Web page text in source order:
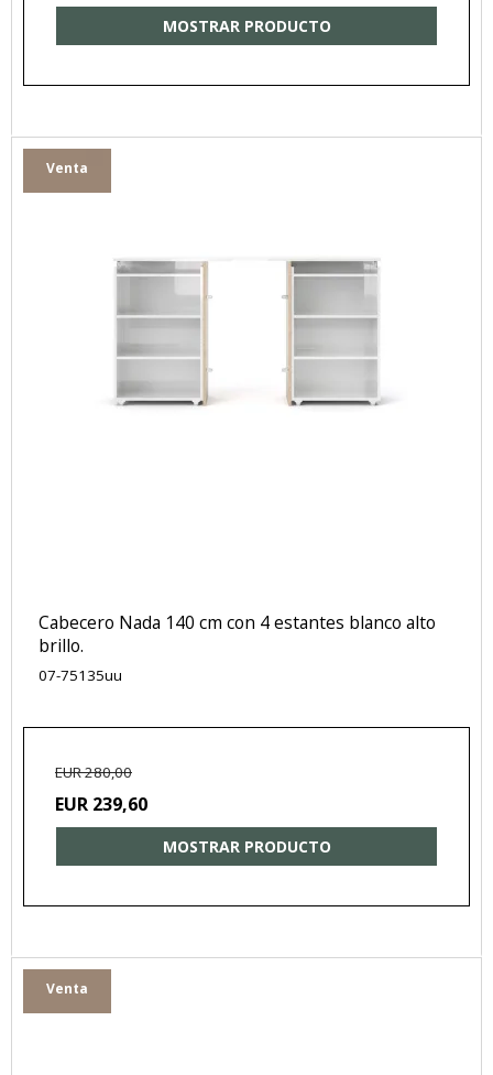
MOSTRAR PRODUCTO
Venta
Cabecero Nada 140 cm con 4 estantes blanco alto
brillo.
07-75135uu
EUR 280,00
EUR 239,60
MOSTRAR PRODUCTO
Venta